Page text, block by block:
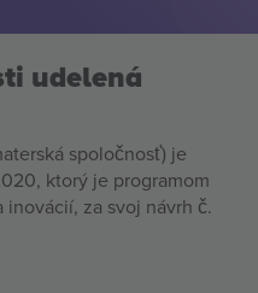
udelená
spoločnosť) je
ktorý je programom
za svoj návrh č.